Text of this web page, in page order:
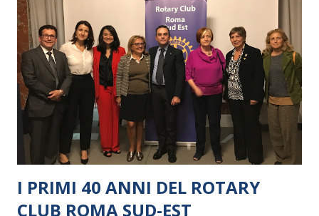
I PRIMI 40 ANNI DEL ROTARY
CLUB ROMA SUD-EST